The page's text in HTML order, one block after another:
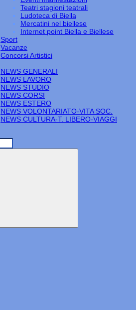
Teatri stagioni teatrali
Ludoteca di Biella
Mercatini nel biellese
Internet point Biella e Biellese
Sport
Vacanze
Concorsi Artistici
NEWS GENERALI
NEWS LAVORO
NEWS STUDIO
NEWS CORSI
NEWS ESTERO
NEWS VOLONTARIATO-VITA SOC.
NEWS CULTURA-T. LIBERO-VIAGGI